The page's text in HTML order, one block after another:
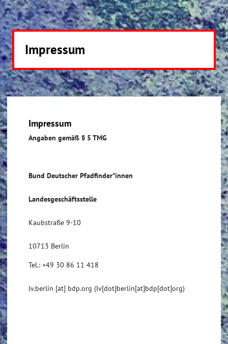
Impressum
Impressum
Angaben gemäß § 5 TMG
Bund Deutscher Pfadfinder*innen
Landesgeschäftsstelle
Kaubstraße 9-10
10713 Berlin
Tel.: +49 30 86 11 418
lv.berlin [at] bdp.org (lv[dot]berlin[at]bdp[dot]org)